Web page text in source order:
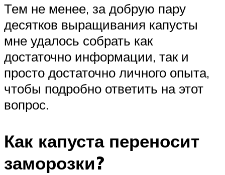
Тем не менее, за добрую пару
десятков выращивания капусты
мне удалось собрать как
достаточно информации, так и
просто достаточно личного опыта,
чтобы подробно ответить на этот
вопрос.
Как капуста переносит
заморозки?